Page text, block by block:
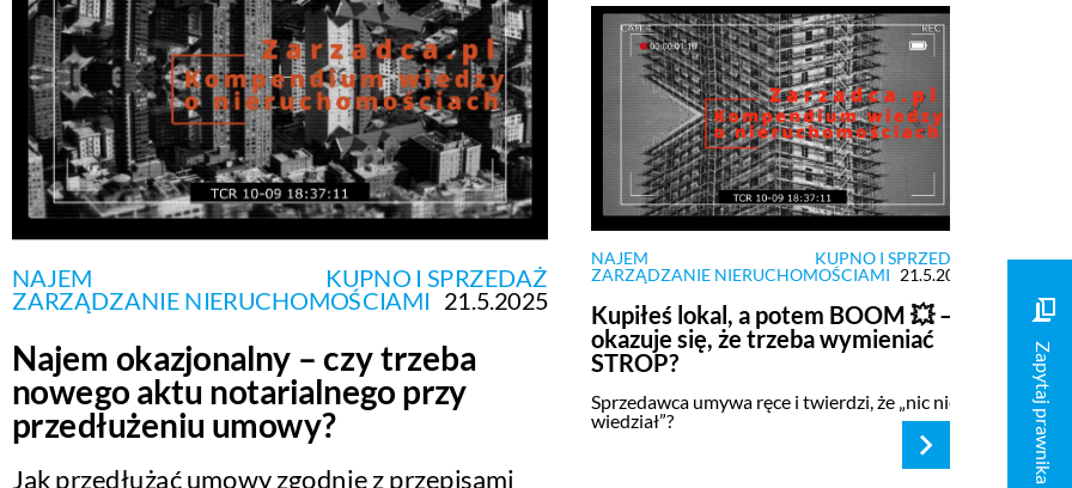
Zapytaj prawnika
NAJEM
KUPNO I SPRZEDAŻ
ZARZĄDZANIE NIERUCHOMOŚCIAMI 21.5.2025
Najem okazjonalny – czy trzeba
nowego aktu notarialnego przy
przedłużeniu umowy?
Jak przedłużać umowy zgodnie z przepisami
NAJEM
KUPNO I SPRZEDAŻ
ZARZĄDZANIE NIERUCHOMOŚCIAMI 21.5.2025
Kupiłeś lokal, a potem BOOM 💥 –
okazuje się, że trzeba wymieniać
STROP?
Sprzedawca umywa ręce i twierdzi, że „nic nie
wiedział”?